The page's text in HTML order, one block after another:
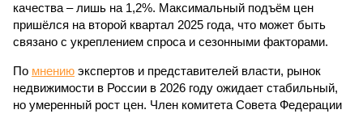
качества – лишь на 1,2%. Максимальный подъём цен
пришёлся на второй квартал 2025 года, что может быть
связано с укреплением спроса и сезонными факторами.
По мнению экспертов и представителей власти, рынок
недвижимости в России в 2026 году ожидает стабильный,
но умеренный рост цен. Член комитета Совета Федерации